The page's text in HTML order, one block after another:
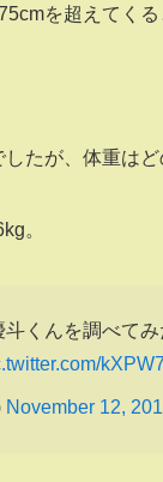
を超えてく
たが、体重はど
。
くんを調べて
November 12,